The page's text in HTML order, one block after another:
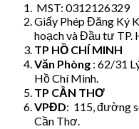
MST: 0312126329
Giấy Phép Đăng Ký
hoạch và Đầu tư TP.
TP HỒ CHÍ MINH
Văn Phòng : 62/31
Hồ Chí Minh.
TP CẦN THƠ
VPĐD: 115, đường
Cần Thơ.